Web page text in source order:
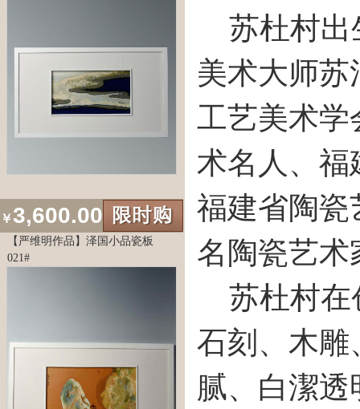
￥ 3,600.00
【严维明作品】泽国小品瓷板
021#
苏杜村出
美术大师
工艺美术学
术名人、福
福建省陶瓷
名陶瓷艺术
苏杜村在
石刻、木雕
腻、白潔